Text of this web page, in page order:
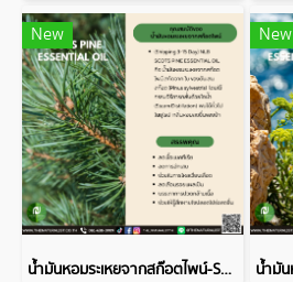
New
น้ำมันหอมระเหยจากสก๊อตไพน์-SCOTS PINE ESSENTIAL OIL
New